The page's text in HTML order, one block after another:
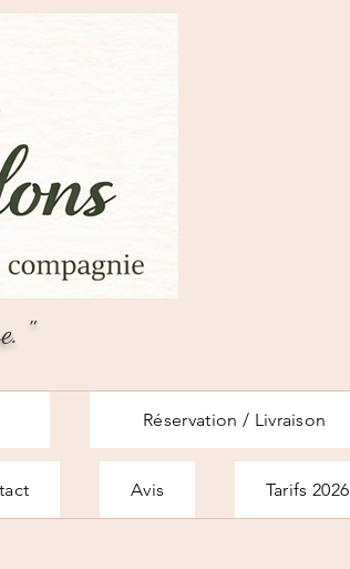
"
Réservation / Livraison
Avis Tarifs 2026